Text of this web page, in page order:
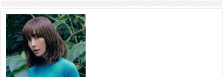
2026 оны 7 сар 21 / 16 цаг 47 минут
Тусгай замын автобус /BRT/
төслийн удирдах хорооны
ээлжит хуралдаан боллоо
2026 оны 7 сар 21 / 16 цаг 43 минут
Ерөнхий сайд Н.Учрал БНХАУ-